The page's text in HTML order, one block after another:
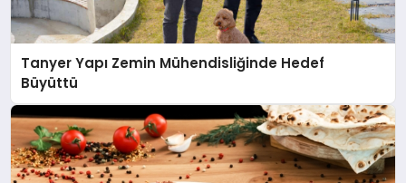
Tanyer Yapı Zemin Mühendisliğinde Hedef
Büyüttü